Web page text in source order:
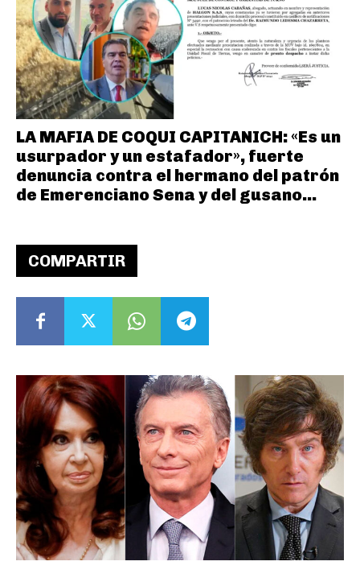
COMPARTIR
LA MAFIA DE COQUI CAPITANICH: «Es un
usurpador y un estafador», fuerte
denuncia contra el hermano del patrón
de Emerenciano Sena y del gusano...